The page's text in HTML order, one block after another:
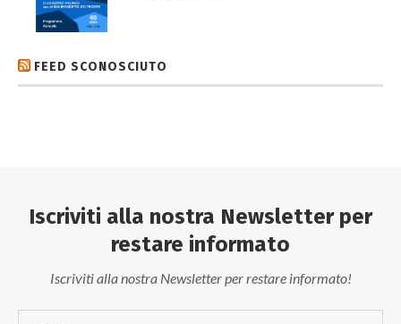
FEED SCONOSCIUTO
Iscriviti alla nostra Newsletter per
restare informato
Iscriviti alla nostra Newsletter per restare informato!